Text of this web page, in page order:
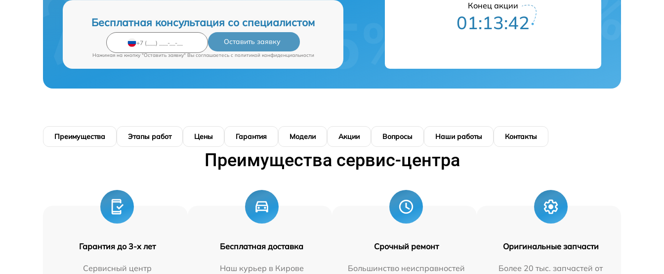
Бесплатная консультация со специалистом
Оставить заявку
Нажимая на кнопку "Оставить заявку" Вы соглашаетесь c политикой конфиденциальности
Конец акции
01:13:41
Преимущества Этапы работ Цены Гарантия Модели Акции Вопросы Наши работы Контакты
Преимущества сервис-центра
Гарантия до 3-х лет
Сервисный центр
Бесплатная доставка
Наш курьер в Кирове
Срочный ремонт
Большинство неисправностей
Оригинальные запчасти
Более 20 тыс. запчастей от